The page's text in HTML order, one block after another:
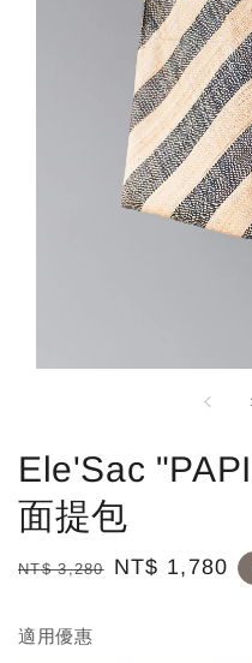
Ele'Sac
面提包
Regular
NT$ 3,280
Sale
NT$ 1,780
適用優惠